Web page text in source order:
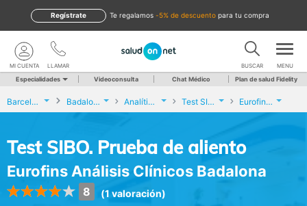
te regalamos -5% de descuento para tu compra
Regístrate
LLAMAR
MI CUENTA BUSCAR MENU
Especialidades Videoconsulta Chat Médico Plan de salud Fidelity
Barcelona Badalona Analíticas y Genética Test SIBO. Prueba de aliento Eurofins Análisis Clínicos Badalona
Test SIBO. Prueba de aliento
Eurofins Análisis Clínicos Badalona
8 (1 valoración)